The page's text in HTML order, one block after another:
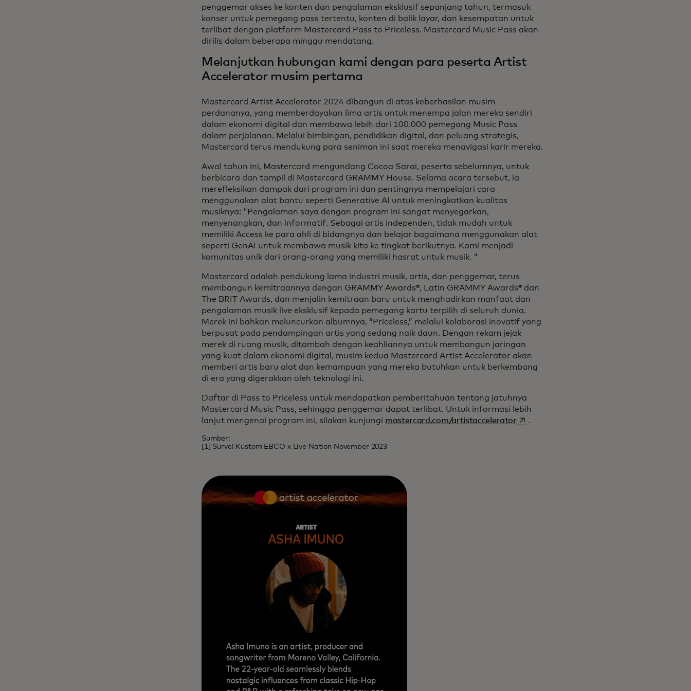
penggemar akses ke konten dan pengalaman eksklusif sepanjang tahun, termasuk
konser untuk pemegang pass tertentu, konten di balik layar, dan kesempatan untuk
terlibat dengan platform Mastercard Pass to Priceless. Mastercard Music Pass akan
dirilis dalam beberapa minggu mendatang.
Melanjutkan hubungan kami dengan para peserta Artist
Accelerator musim pertama
Mastercard Artist Accelerator 2024 dibangun di atas keberhasilan musim
perdananya, yang memberdayakan lima artis untuk menempa jalan mereka sendiri
dalam ekonomi digital dan membawa lebih dari 100.000 pemegang Music Pass
dalam perjalanan. Melalui bimbingan, pendidikan digital, dan peluang strategis,
Mastercard terus mendukung para seniman ini saat mereka menavigasi karir mereka.
Awal tahun ini, Mastercard mengundang Cocoa Sarai, peserta sebelumnya, untuk
berbicara dan tampil di Mastercard GRAMMY House. Selama acara tersebut, ia
merefleksikan dampak dari program ini dan pentingnya mempelajari cara
menggunakan alat bantu seperti Generative AI untuk meningkatkan kualitas
musiknya: "Pengalaman saya dengan program ini sangat menyegarkan,
menyenangkan, dan informatif. Sebagai artis independen, tidak mudah untuk
memiliki Access ke para ahli di bidangnya dan belajar bagaimana menggunakan alat
seperti GenAI untuk membawa musik kita ke tingkat berikutnya. Kami menjadi
komunitas unik dari orang-orang yang memiliki hasrat untuk musik. "
Mastercard adalah pendukung lama industri musik, artis, dan penggemar, terus
membangun kemitraannya dengan GRAMMY Awards®, Latin GRAMMY Awards® dan
The BRIT Awards, dan menjalin kemitraan baru untuk menghadirkan manfaat dan
pengalaman musik live eksklusif kepada pemegang kartu terpilih di seluruh dunia.
Merek ini bahkan meluncurkan albumnya, “Priceless,” melalui kolaborasi inovatif yang
berpusat pada pendampingan artis yang sedang naik daun. Dengan rekam jejak
merek di ruang musik, ditambah dengan keahliannya untuk membangun jaringan
yang kuat dalam ekonomi digital, musim kedua Mastercard Artist Accelerator akan
memberi artis baru alat dan kemampuan yang mereka butuhkan untuk berkembang
di era yang digerakkan oleh teknologi ini.
Daftar di Pass to Priceless untuk mendapatkan pemberitahuan tentang jatuhnya
Mastercard Music Pass, sehingga penggemar dapat terlibat. Untuk informasi lebih
lanjut mengenai program ini, silakan kunjungi mastercard.com/artistacceleratoropens in a new tab
.
Sumber:
[1] Survei Kustom EBCO x Live Nation November 2023